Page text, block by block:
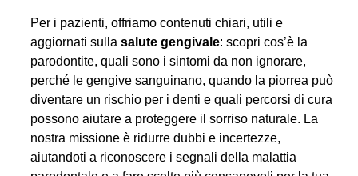
Per i pazienti, offriamo contenuti chiari, utili e
aggiornati sullasalute gengivale: scopri cos’è la
parodontite, quali sono i sintomi da non ignorare,
perché le gengive sanguinano, quando la piorrea può
diventare un rischio per i denti e quali percorsi di cura
possono aiutare a proteggere il sorriso naturale. La
nostra missione è ridurre dubbi e incertezze,
aiutandoti a riconoscere i segnali della malattia